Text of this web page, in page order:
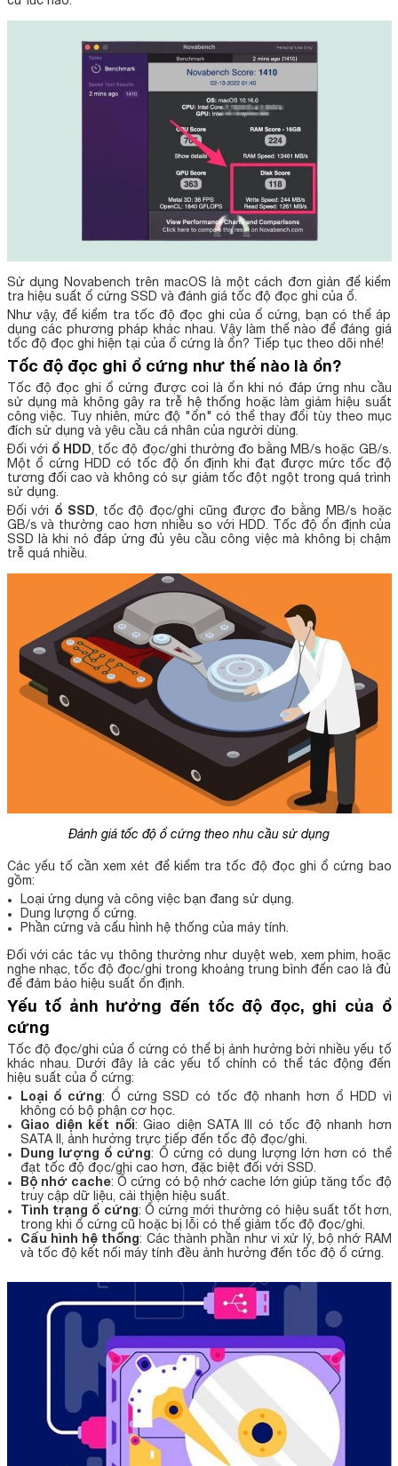
Sử dụng Novabench trên macOS là một cách đơn giản để kiểm
tra hiệu suất ổ cứng SSD và đánh giá tốc độ đọc ghi của ổ.
Như vậy, để kiểm tra tốc độ đọc ghi của ổ cứng, bạn có thể áp
dụng các phương pháp khác nhau. Vậy làm thế nào để đáng giá
tốc độ đọc ghi hiện tại của ổ cứng là ổn? Tiếp tục theo dõi nhé!
Tốc độ đọc ghi ổ cứng như thế nào là ổn?
Tốc độ đọc ghi ổ cứng được coi là ổn khi nó đáp ứng nhu cầu
sử dụng mà không gây ra trễ hệ thống hoặc làm giảm hiệu suất
công việc. Tuy nhiên, mức độ "ổn" có thể thay đổi tùy theo mục
đích sử dụng và yêu cầu cá nhân của người dùng.
Đối với ổ HDD, tốc độ đọc/ghi thường đo bằng MB/s hoặc GB/s.
Một ổ cứng HDD có tốc độ ổn định khi đạt được mức tốc độ
tương đối cao và không có sự giảm tốc đột ngột trong quá trình
sử dụng.
Đối với ổ SSD, tốc độ đọc/ghi cũng được đo bằng MB/s hoặc
GB/s và thường cao hơn nhiều so với HDD. Tốc độ ổn định của
SSD là khi nó đáp ứng đủ yêu cầu công việc mà không bị chậm
trễ quá nhiều.
Đánh giá tốc độ ổ cứng theo nhu cầu sử dụng
Các yếu tố cần xem xét để kiểm tra tốc độ đọc ghi ổ cứng bao
gồm:
Loại ứng dụng và công việc bạn đang sử dụng.
Dung lượng ổ cứng.
Phần cứng và cấu hình hệ thống của máy tính.
Đối với các tác vụ thông thường như duyệt web, xem phim, hoặc
nghe nhạc, tốc độ đọc/ghi trong khoảng trung bình đến cao là đủ
để đảm bảo hiệu suất ổn định.
Yếu tố ảnh hưởng đến tốc độ đọc, ghi của ổ
cứng
Tốc độ đọc/ghi của ổ cứng có thể bị ảnh hưởng bởi nhiều yếu tố
khác nhau. Dưới đây là các yếu tố chính có thể tác động đến
hiệu suất của ổ cứng:
Loại ổ cứng: Ổ cứng SSD có tốc độ nhanh hơn ổ HDD vì
không có bộ phận cơ học.
Giao diện kết nối: Giao diện SATA III có tốc độ nhanh hơn
SATA II, ảnh hưởng trực tiếp đến tốc độ đọc/ghi.
Dung lượng ổ cứng: Ổ cứng có dung lượng lớn hơn có thể
đạt tốc độ đọc/ghi cao hơn, đặc biệt đối với SSD.
Bộ nhớ cache: Ổ cứng có bộ nhớ cache lớn giúp tăng tốc độ
truy cập dữ liệu, cải thiện hiệu suất.
Tình trạng ổ cứng: Ổ cứng mới thường có hiệu suất tốt hơn,
trong khi ổ cứng cũ hoặc bị lỗi có thể giảm tốc độ đọc/ghi.
Cấu hình hệ thống: Các thành phần như vi xử lý, bộ nhớ RAM
và tốc độ kết nối máy tính đều ảnh hưởng đến tốc độ ổ cứng.